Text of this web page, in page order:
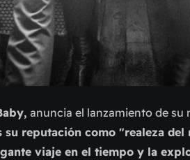
anuncia el lanzamiento de su
reputación como "realeza
viaje en el tiempo y la